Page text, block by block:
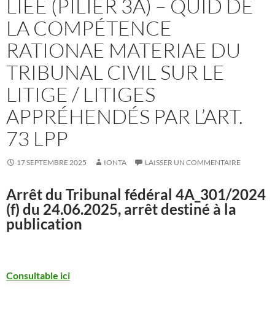
LIÉE (PILIER 3A) – QUID DE
LA COMPÉTENCE
RATIONAE MATERIAE DU
TRIBUNAL CIVIL SUR LE
LITIGE / LITIGES
APPRÉHENDÉS PAR L’ART.
73 LPP
17 SEPTEMBRE 2025 IONTA LAISSER UN COMMENTAIRE
Arrêt du Tribunal fédéral 4A_301/2024
(f) du 24.06.2025, arrêt destiné à la
publication
Consultable ici